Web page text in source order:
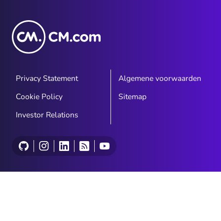
Privacy Statement
Algemene voorwaarden
Cookie Policy
Sitemap
Investor Relations